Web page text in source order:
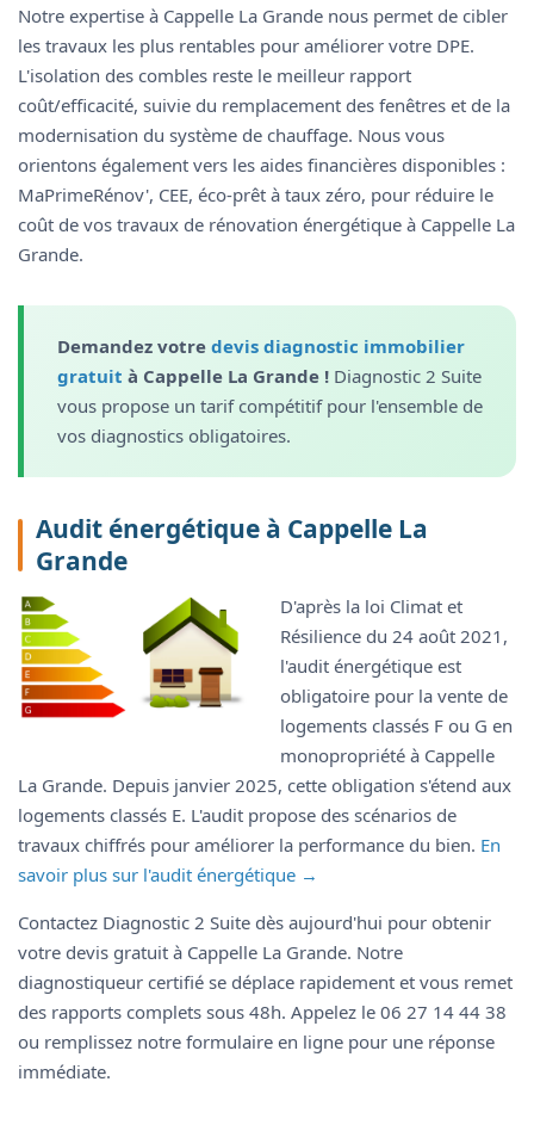
Notre expertise à Cappelle La Grande nous permet de cibler
les travaux les plus rentables pour améliorer votre DPE.
L'isolation des combles reste le meilleur rapport
coût/efficacité, suivie du remplacement des fenêtres et de la
modernisation du système de chauffage. Nous vous
orientons également vers les aides financières disponibles :
MaPrimeRénov', CEE, éco-prêt à taux zéro, pour réduire le
coût de vos travaux de rénovation énergétique à Cappelle La
Grande.
Demandez votre devis diagnostic immobilier
gratuit à Cappelle La Grande ! Diagnostic 2 Suite
vous propose un tarif compétitif pour l'ensemble de
vos diagnostics obligatoires.
Audit énergétique à Cappelle La
Grande
D'après la loi Climat et
Résilience du 24 août 2021,
l'audit énergétique est
obligatoire pour la vente de
logements classés F ou G en
monopropriété à Cappelle
La Grande. Depuis janvier 2025, cette obligation s'étend aux
logements classés E. L'audit propose des scénarios de
travaux chiffrés pour améliorer la performance du bien. En
savoir plus sur l'audit énergétique →
Contactez Diagnostic 2 Suite dès aujourd'hui pour obtenir
votre devis gratuit à Cappelle La Grande. Notre
diagnostiqueur certifié se déplace rapidement et vous remet
des rapports complets sous 48h. Appelez le 06 27 14 44 38
ou remplissez notre formulaire en ligne pour une réponse
immédiate.